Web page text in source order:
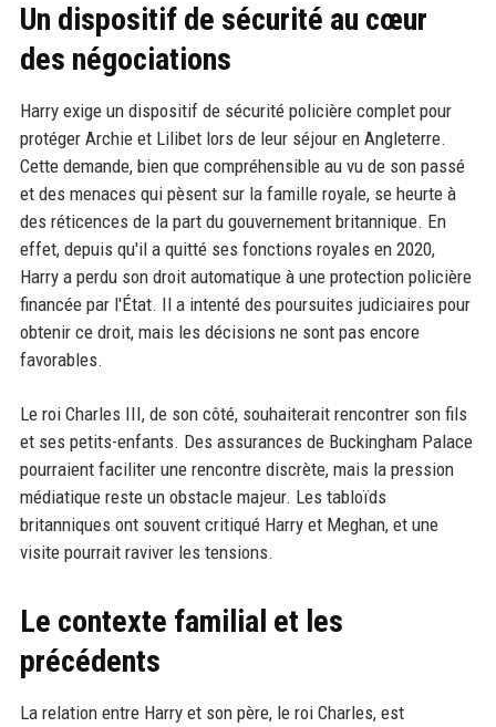
Un dispositif de sécurité au cœur
des négociations
Harry exige un dispositif de sécurité policière complet pour
protéger Archie et Lilibet lors de leur séjour en Angleterre.
Cette demande, bien que compréhensible au vu de son passé
et des menaces qui pèsent sur la famille royale, se heurte à
des réticences de la part du gouvernement britannique. En
effet, depuis qu'il a quitté ses fonctions royales en 2020,
Harry a perdu son droit automatique à une protection policière
financée par l'État. Il a intenté des poursuites judiciaires pour
obtenir ce droit, mais les décisions ne sont pas encore
favorables.
Le roi Charles III, de son côté, souhaiterait rencontrer son fils
et ses petits-enfants. Des assurances de Buckingham Palace
pourraient faciliter une rencontre discrète, mais la pression
médiatique reste un obstacle majeur. Les tabloïds
britanniques ont souvent critiqué Harry et Meghan, et une
visite pourrait raviver les tensions.
Le contexte familial et les
précédents
La relation entre Harry et son père, le roi Charles, est